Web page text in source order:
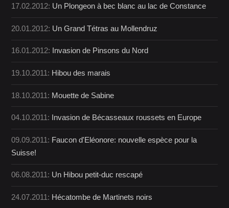
17.02.2012: Un Plongeon à bec blanc au lac de Constance
20.01.2012: Un Grand Tétras au Mollendruz
16.01.2012: Invasion de Pinsons du Nord
19.10.2011: Hibou des marais
18.10.2011: Mouette de Sabine
04.10.2011: Invasion de Bécasseaux roussets en Europe
09.09.2011: Faucon d'Eléonore: nouvelle espèce pour la
Suisse!
06.08.2011: Un Hibou petit-duc rescapé
24.07.2011: Hécatombe de Martinets noirs